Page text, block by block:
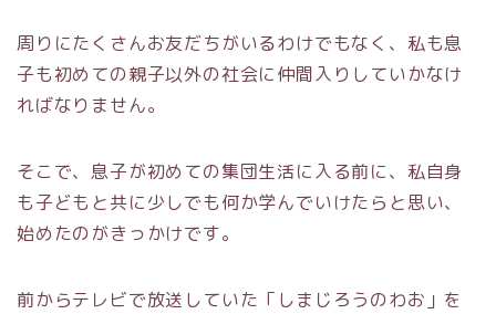
周りにたくさんお友だちがいるわけでもなく、私も息
子も初めての親子以外の社会に仲間入りしていかなけ
ればなりません。
そこで、息子が初めての集団生活に入る前に、私自身
も子どもと共に少しでも何か学んでいけたらと思い、
始めたのがきっかけです。
前からテレビで放送していた「しまじろうのわお」を